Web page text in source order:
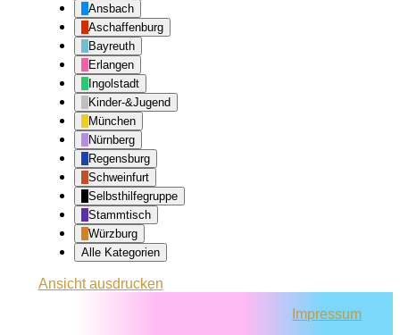
Ansbach
Aschaffenburg
Bayreuth
Erlangen
Ingolstadt
Kinder-&Jugend
München
Nürnberg
Regensburg
Schweinfurt
Selbsthilfegruppe
Stammtisch
Würzburg
Alle Kategorien
Ansichtausdrucken
Impressum